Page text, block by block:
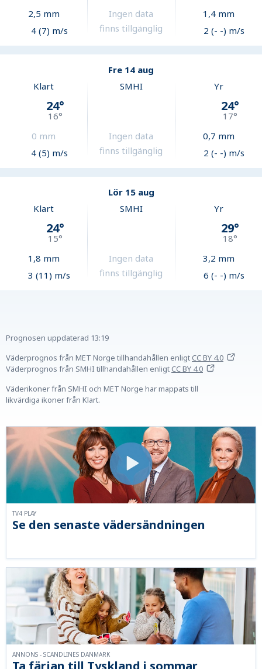
2,5 mm
4 (7) m/s
Ingen data
finns tillgänglig
1,4mm
2 (- -) m/s
Fre 14 aug
Klart
24°
16°
0 mm
4 (5) m/s
SMHI
Ingen data
finns tillgänglig
Yr
24°
17°
0,7 mm
2 (- -) m/s
Lör 15 aug
Klart
24°
15°
1,8 mm
3 (11) m/s
SMHI
Ingen data
finns tillgänglig
Yr
29°
18°
3,2 mm
6 (- -) m/s
Prognosen uppdaterad 13:19
Väderprognos från MET Norge tillhandahållen enligtCC BY 4.0
Väderprognos från SMHI tillhandahållen enligtCC BY 4.0
Väderikoner från SMHI och MET Norge har mappats till
likvärdiga ikoner från Klart.
Se den senaste vädersändningen
TV4 PLAY
ANNONS - SCANDLINES DANMARK